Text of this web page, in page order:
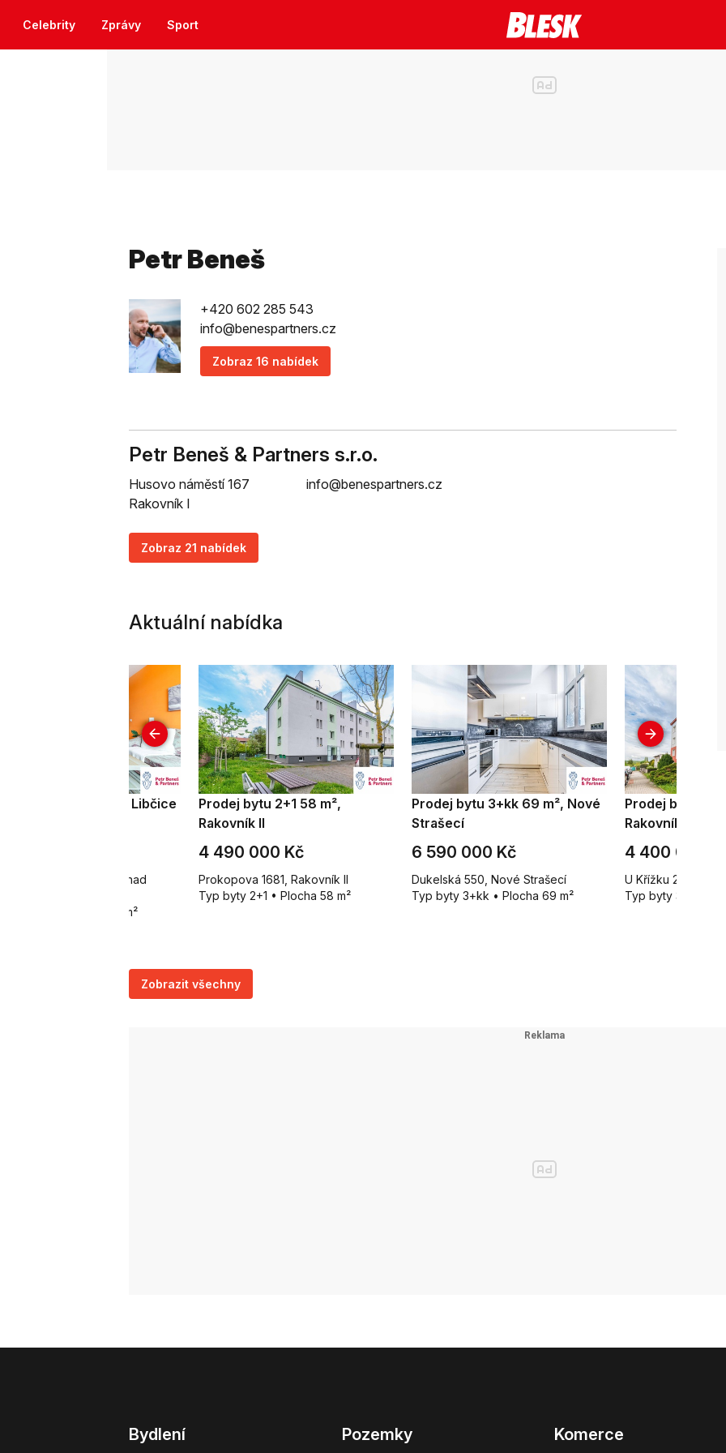
Celebrity Zprávy Sport
Petr Beneš
+420 602 285 543
info@benespartners.cz
Zobraz 16 nabídek
Petr Beneš & Partners s.r.o.
Husovo náměstí 167
Rakovník I
Zobraz 21 nabídek
info@benespartners.cz
Aktuální nabídka
bytu 3+1 62 m², Libčice
Saharou 722, Libčice nad
byty 3+1 • Plocha 62 m²
Prodej bytu 2+1 58 m²,
Rakovník II
4 490 000 Kč
Prokopova 1681, Rakovník II
Typ byty 2+1 • Plocha 58 m²
Prodej bytu 3+kk 69 m², Nové
Strašecí
6 590 000 Kč
Dukelská 550, Nové Strašecí
Typ byty 3+kk • Plocha 69 m²
Prodej bytu 3+1
Rakovník II
4 400 000 Kč
U Křížku 2236,
Typ byty 3+1 •
Zobrazit všechny
Bydlení Pozemky Komerce